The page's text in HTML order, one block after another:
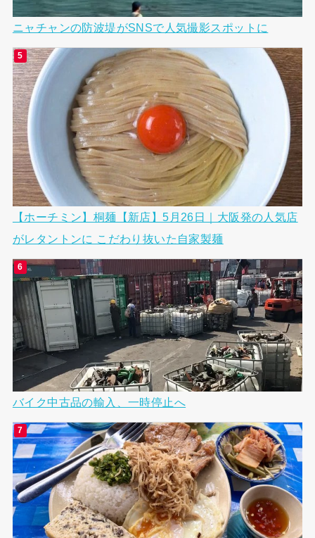
ニャチャンの防波堤がSNSで人気撮影スポットに
【ホーチミン】桐麺【新店】5月26日｜大阪発の人気店
がレタントンに こだわり抜いた自家製麺
バイク中古品の輸入、一時停止へ